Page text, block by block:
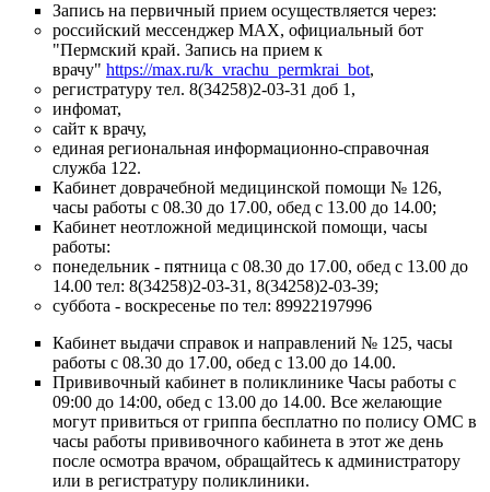
Запись на первичный прием осуществляется через:
российский мессенджер МАХ, официальный бот
"Пермский край. Запись на прием к
врачу" https://max.ru/k_vrachu_permkrai_bot,
регистратуру тел. 8(34258)2-03-31 доб 1,
инфомат,
сайт к врачу,
единая региональная информационно-справочная
служба 122.
Кабинет доврачебной медицинской помощи № 126,
часы работы с 08.30 до 17.00, обед с 13.00 до 14.00;
Кабинет неотложной медицинской помощи, часы
работы:
понедельник - пятница с 08.30 до 17.00, обед с 13.00 до
14.00 тел: 8(34258)2-03-31, 8(34258)2-03-39;
суббота - воскресенье по тел: 89922197996
Кабинет выдачи справок и направлений № 125, часы
работы с 08.30 до 17.00, обед с 13.00 до 14.00.
Прививочный кабинет в поликлинике Часы работы с
09:00 до 14:00, обед с 13.00 до 14.00. Все желающие
могут привиться от гриппа бесплатно по полису ОМС в
часы работы прививочного кабинета в этот же день
после осмотра врачом, обращайтесь к администратору
или в регистратуру поликлиники.